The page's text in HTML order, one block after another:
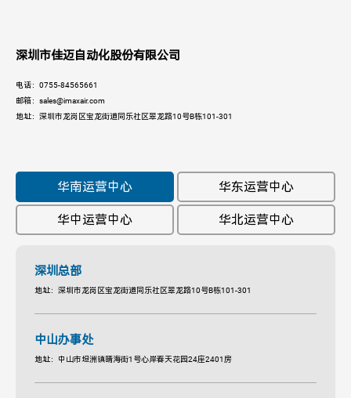
深圳市佳迈自动化股份有限公司
电话：0755-84565661
邮箱：sales@imaxair.com
地址：深圳市龙岗区宝龙街道同乐社区翠龙路10号B栋101-301
华南运营中心 华东运营中心
华中运营中心 华北运营中心
深圳总部
地址：深圳市龙岗区宝龙街道同乐社区翠龙路10号B栋101-301
中山办事处
地址：中山市坦洲镇晴海街1号心岸春天花园24座2401房